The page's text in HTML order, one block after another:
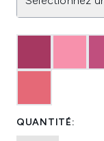
QUANTITÉ: